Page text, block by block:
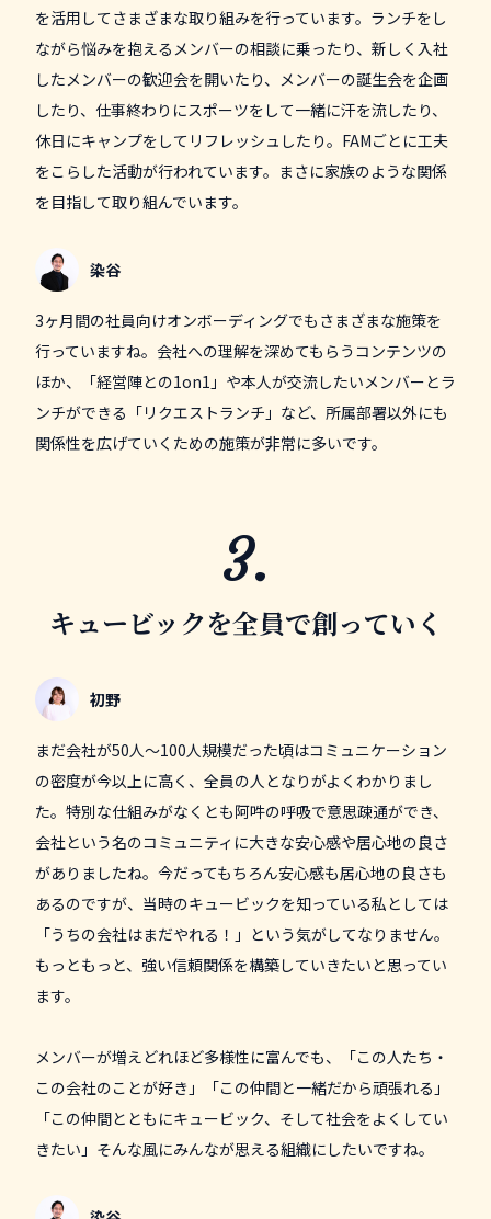
を活用してさまざまな取り組みを行っています。ランチをし
ながら悩みを抱えるメンバーの相談に乗ったり、新しく入社
したメンバーの歓迎会を開いたり、メンバーの誕生会を企画
したり、仕事終わりにスポーツをして一緒に汗を流したり、
休日にキャンプをしてリフレッシュしたり。FAMごとに工夫
をこらした活動が行われています。まさに家族のような関係
を目指して取り組んでいます。
染谷
3ヶ月間の社員向けオンボーディングでもさまざまな施策を
行っていますね。会社への理解を深めてもらうコンテンツの
ほか、「経営陣との1on1」や本人が交流したいメンバーとラ
ンチができる「リクエストランチ」など、所属部署以外にも
関係性を広げていくための施策が非常に多いです。
キュービックを全員で創っていく
初野
まだ会社が50人〜100人規模だった頃はコミュニケーション
の密度が今以上に高く、全員の人となりがよくわかりまし
た。特別な仕組みがなくとも阿吽の呼吸で意思疎通ができ、
会社という名のコミュニティに大きな安心感や居心地の良さ
がありましたね。今だってもちろん安心感も居心地の良さも
あるのですが、当時のキュービックを知っている私としては
「うちの会社はまだやれる！」という気がしてなりません。
もっともっと、強い信頼関係を構築していきたいと思ってい
ます。
メンバーが増えどれほど多様性に富んでも、「この人たち・
この会社のことが好き」「この仲間と一緒だから頑張れる」
「この仲間とともにキュービック、そして社会をよくしてい
きたい」そんな風にみんなが思える組織にしたいですね。